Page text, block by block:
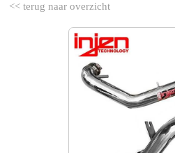
<< terug naar overzicht